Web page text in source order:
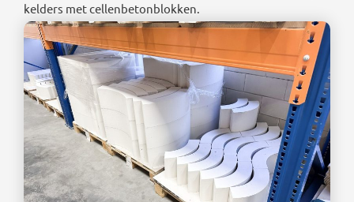
kelders met cellenbetonblokken.